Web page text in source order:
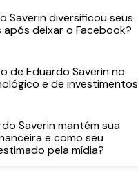
Saverin diversificou seus
deixar o Facebook?
de Eduardo Saverin no
e de
Saverin mantém sua
e como seu
pela mídia?